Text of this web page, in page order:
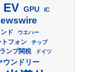
EV GPU IC
ド ウエハー
トフォン
チップ
ランプ関税 ドイツ
ウンドリー